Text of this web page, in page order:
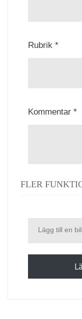
Rubrik *
Kommentar *
FLER
Lägg till en